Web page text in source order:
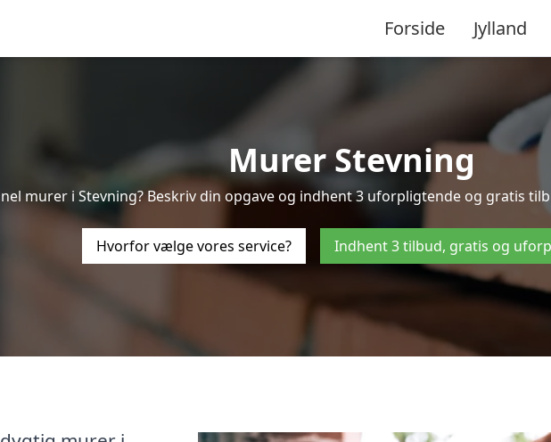
Forside Jylland
Murer Stevning
murer i Stevning? Beskriv din opgave og indhent 3 uforpligtende og gratis
Hvorfor vælge vores service? Indhent 3 tilbud, gratis og